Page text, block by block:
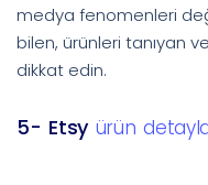
medya fenomenleri
bilen, ürünleri tanıyan
dikkat edin.
5- Etsy ürün